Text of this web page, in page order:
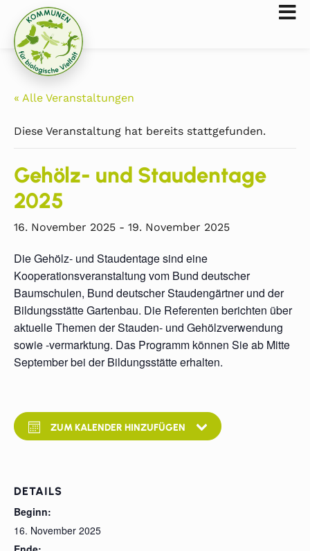
« Alle Veranstaltungen
Diese Veranstaltung hat bereits stattgefunden.
Gehölz- und Staudentage
2025
16. November 2025 - 19. November 2025
Die Gehölz- und Staudentage sind eine
Kooperationsveranstaltung vom Bund deutscher
Baumschulen, Bund deutscher Staudengärtner und der
Bildungsstätte Gartenbau. Die Referenten berichten über
aktuelle Themen der Stauden- und Gehölzverwendung
sowie -vermarktung. Das Programm können Sie ab Mitte
September bei der Bildungsstätte erhalten.
ZUM KALENDER HINZUFÜGEN
DETAILS
Beginn:
16. November 2025